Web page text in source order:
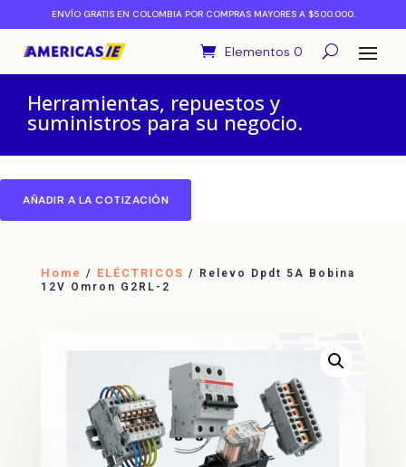
ENVÍO GRATIS EN COLOMBIA POR COMPRAS MAYORES A $500.000.
Elementos 0
Herramientas, repuestos y
suministros para su negocio.
AÑADIR A LA COTIZACIÓN
Home / ELÉCTRICOS / Relevo Dpdt 5A Bobina
12V Omron G2RL-2